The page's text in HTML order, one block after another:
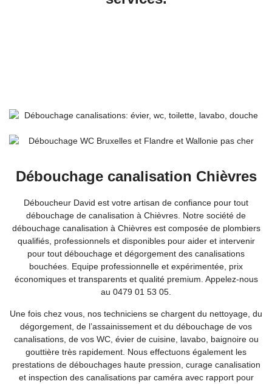
Débouchage canalisation Chièvres
Déboucheur David est votre artisan de confiance pour tout
débouchage de canalisation à Chièvres. Notre société de
débouchage canalisation à Chièvres est composée de plombiers
qualifiés, professionnels et disponibles pour aider et intervenir
pour tout débouchage et dégorgement des canalisations
bouchées. Equipe professionnelle et expérimentée, prix
économiques et transparents et qualité premium. Appelez-nous
au 0479 01 53 05.
Une fois chez vous, nos techniciens se chargent du nettoyage, du
dégorgement, de l’assainissement et du débouchage de vos
canalisations, de vos WC, évier de cuisine, lavabo, baignoire ou
gouttière très rapidement. Nous effectuons également les
prestations de débouchages haute pression, curage canalisation
et inspection des canalisations par caméra avec rapport pour